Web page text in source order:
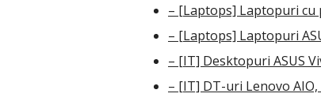
– [Laptops] Laptopuri cu
– [Laptops] Laptopuri
– [IT] Desktopuri ASUS
– [IT] DT-uri Lenovo AIO,